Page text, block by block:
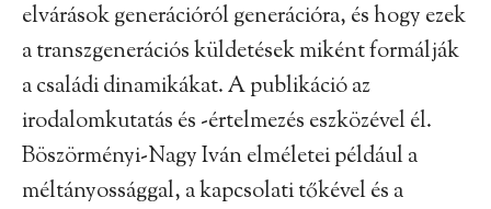
elvárások generációról generációra, és hogy ezek
a transzgenerációs küldetések miként formálják
a családi dinamikákat. A publikáció az
irodalomkutatás és -értelmezés eszközével él.
Böszörményi-Nagy Iván elméletei például a
méltányossággal, a kapcsolati tőkével és a